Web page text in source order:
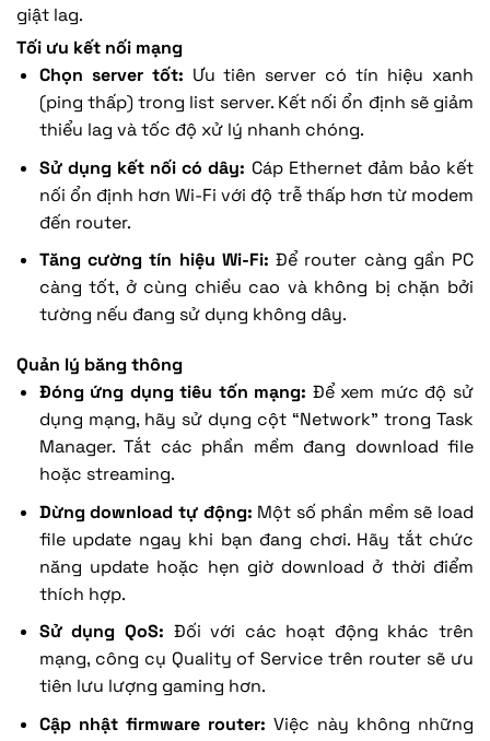
giật lag.
Tối ưu kết nối mạng
Chọn server tốt: Ưu tiên server có tín hiệu xanh
(ping thấp) trong list server. Kết nối ổn định sẽ giảm
thiểu lag và tốc độ xử lý nhanh chóng.
Sử dụng kết nối có dây: Cáp Ethernet đảm bảo kết
nối ổn định hơn Wi-Fi với độ trễ thấp hơn từ modem
đến router.
Tăng cường tín hiệu Wi-Fi: Để router càng gần PC
càng tốt, ở cùng chiều cao và không bị chặn bởi
tường nếu đang sử dụng không dây.
Quản lý băng thông
Đóng ứng dụng tiêu tốn mạng: Để xem mức độ sử
dụng mạng, hãy sử dụng cột “Network” trong Task
Manager. Tắt các phần mềm đang download file
hoặc streaming.
Dừng download tự động: Một số phần mềm sẽ load
file update ngay khi bạn đang chơi. Hãy tắt chức
năng update hoặc hẹn giờ download ở thời điểm
thích hợp.
Sử dụng QoS: Đối với các hoạt động khác trên
mạng, công cụ Quality of Service trên router sẽ ưu
tiên lưu lượng gaming hơn.
Cập nhật firmware router: Việc này không những